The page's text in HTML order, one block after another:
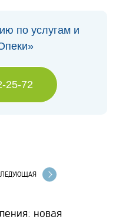
по услугам и
25-72
новая